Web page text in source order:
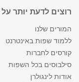
רוצים לדעת יותר על
המורים שלנו
ללמוד שפות באינטרנט
קורסים לחברות
סילבוסים בכל השפות
אודות לינגולרן